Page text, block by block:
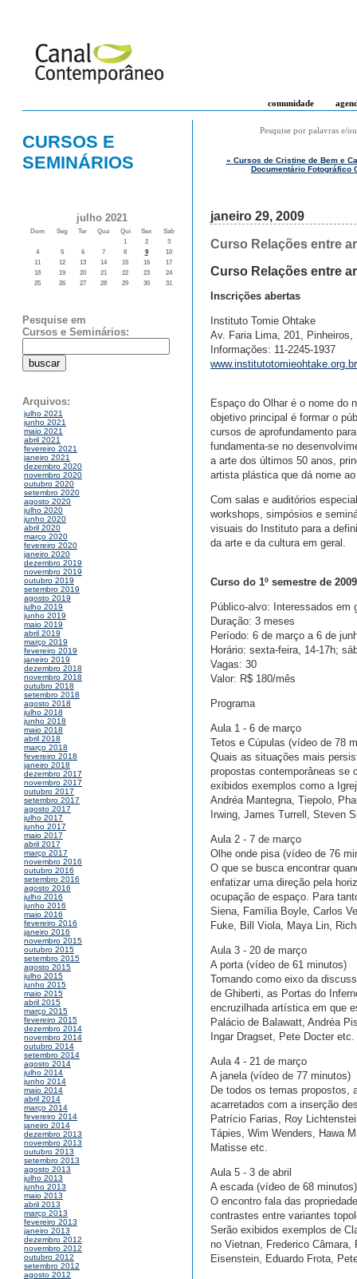
comunidade
CURSOS E
SEMINÁRIOS
julho 2021
Dom Seg Ter Qua Qui Sex
Sab
1
2
3
4
5 6 7 8 9
10
11
12 13 14 15 16
17
18
19 20 21 22 23
24
25
26 27 28 29 30 31
Pesquise em
Cursos e Seminários:
Arquivos:
julho 2021
junho 2021
maio 2021
abril 2021
fevereiro 2021
janeiro 2021
dezembro 2020
novembro 2020
outubro 2020
setembro 2020
agosto 2020
julho 2020
junho 2020
abril 2020
março 2020
fevereiro 2020
janeiro 2020
dezembro 2019
novembro 2019
outubro 2019
setembro 2019
agosto 2019
julho 2019
junho 2019
maio 2019
abril 2019
março 2019
fevereiro 2019
janeiro 2019
dezembro 2018
novembro 2018
outubro 2018
setembro 2018
agosto 2018
julho 2018
junho 2018
maio 2018
abril 2018
março 2018
fevereiro 2018
janeiro 2018
dezembro 2017
novembro 2017
outubro 2017
setembro 2017
agosto 2017
julho 2017
junho 2017
maio 2017
abril 2017
março 2017
novembro 2016
outubro 2016
setembro 2016
agosto 2016
julho 2016
junho 2016
maio 2016
fevereiro 2016
janeiro 2016
novembro 2015
outubro 2015
setembro 2015
agosto 2015
julho 2015
junho 2015
maio 2015
abril 2015
março 2015
fevereiro 2015
dezembro 2014
novembro 2014
outubro 2014
setembro 2014
agosto 2014
julho 2014
junho 2014
maio 2014
abril 2014
março 2014
fevereiro 2014
janeiro 2014
dezembro 2013
novembro 2013
outubro 2013
setembro 2013
agosto 2013
julho 2013
junho 2013
maio 2013
abril 2013
março 2013
fevereiro 2013
janeiro 2013
dezembro 2012
novembro 2012
outubro 2012
setembro 2012
agosto 2012
Pesquise por palavras e/
« Cursos de Cristine de Bem e
Documentário Fotográfico
janeiro 29, 2009
Curso Relações entre
Curso Relações entre
Inscrições abertas
Instituto Tomie Ohtake
Av. Faria Lima, 201, Pinheiros,
Informações: 11-2245-1937
www.institutotomieohtake.org.br
Espaço do Olhar é o nome do
objetivo principal é formar o
cursos de aprofundamento
fundamenta-se no
a arte dos últimos 50 anos,
artista plástica que dá nome
Com salas e auditórios
workshops, simpósios e
visuais do Instituto para a
da arte e da cultura em geral.
Curso do 1º semestre de
Público-alvo: Interessados em
Duração: 3 meses
Período: 6 de março a 6 de
Horário: sexta-feira, 14-17h;
Vagas: 30
Valor: R$ 180/mês
Programa
Aula 1 - 6 de março
Tetos e Cúpulas (vídeo de 78
Quais as situações mais
propostas contemporâneas se
exibidos exemplos como a
Andréa Mantegna, Tiepolo,
Irwing, James Turrell, Steven
Aula 2 - 7 de março
Olhe onde pisa (vídeo de 76
O que se busca encontrar
enfatizar uma direção pela
ocupação de espaço. Para
Siena, Família Boyle, Carlos
Fuke, Bill Viola, Maya Lin,
Aula 3 - 20 de março
A porta (vídeo de 61 minutos)
Tomando como eixo da
de Ghiberti, as Portas do
encruzilhada artística em que
Palácio de Balawatt, Andréa
Ingar Dragset, Pete Docter etc.
Aula 4 - 21 de março
A janela (vídeo de 77 minutos)
De todos os temas propostos,
acarretados com a inserção
Patrício Farias, Roy
Tápies, Wim Wenders, Hawa
Matisse etc.
Aula 5 - 3 de abril
A escada (vídeo de 68 minutos)
O encontro fala das
contrastes entre variantes
Serão exibidos exemplos de
no Vietnan, Frederico Câmara,
Eisenstein, Eduardo Frota,